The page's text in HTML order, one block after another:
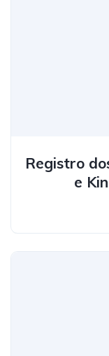
Registro
e